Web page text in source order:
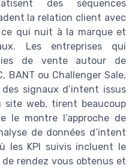
des séquences
la relation client avec
ce qui nuit à la marque et
Les entreprises qui
de vente autour de
BANT ou Challenger Sale,
signaux d’intent issus
site web, tirent beaucoup
le montre l’approche de
de données d’intent
les KPI suivis incluent le
rendez vous obtenus et